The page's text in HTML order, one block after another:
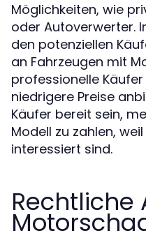
Möglichkeiten, wie
oder Autoverwerter.
den potenziellen
an Fahrzeugen mit
professionelle
niedrigere Preise
Käufer bereit sein,
Modell zu zahlen,
interessiert sind.
Rechtliche